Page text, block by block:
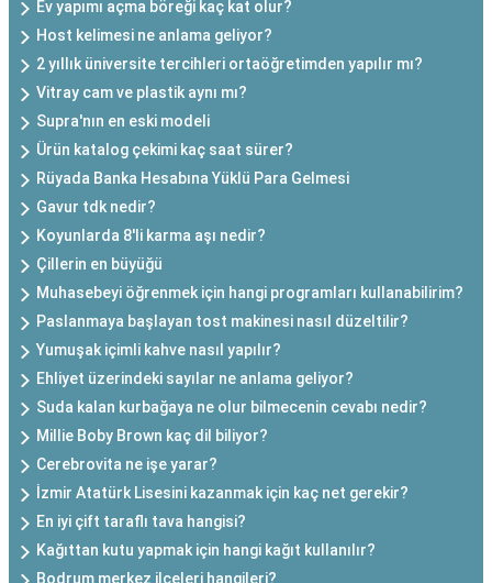
Ev yapımı açma böreği kaç kat olur?
Host kelimesi ne anlama geliyor?
2 yıllık üniversite tercihleri ortaöğretimden yapılır mı?
Vitray cam ve plastik aynı mı?
Supra'nın en eski modeli
Ürün katalog çekimi kaç saat sürer?
Rüyada Banka Hesabına Yüklü Para Gelmesi
Gavur tdk nedir?
Koyunlarda 8'li karma aşı nedir?
Çillerin en büyüğü
Muhasebeyi öğrenmek için hangi programları kullanabilirim?
Paslanmaya başlayan tost makinesi nasıl düzeltilir?
Yumuşak içimli kahve nasıl yapılır?
Ehliyet üzerindeki sayılar ne anlama geliyor?
Suda kalan kurbağaya ne olur bilmecenin cevabı nedir?
Millie Boby Brown kaç dil biliyor?
Cerebrovita ne işe yarar?
İzmir Atatürk Lisesini kazanmak için kaç net gerekir?
En iyi çift taraflı tava hangisi?
Kağıttan kutu yapmak için hangi kağıt kullanılır?
Bodrum merkez ilçeleri hangileri?